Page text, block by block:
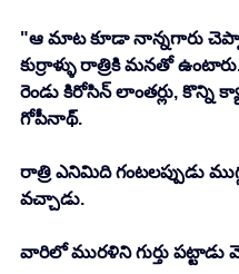
"ఆ మాట కూడా నాన్నగారు
కుర్రాళ్ళు రాత్రికి మనతో
రెండు కిరోసిన్ లాంతర్లు, కొన్ని
గోపీనాథ్.
రాత్రి ఎనిమిది గంటలప్పుడు
వచ్చాడు.
వారిలో మురళిని గుర్తు